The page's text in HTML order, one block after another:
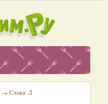
→ Слова: Л